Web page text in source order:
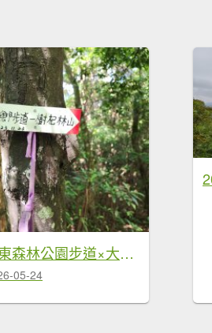
樹杞林山｜竹東森林公園步道×大鄉自然步道
05-24